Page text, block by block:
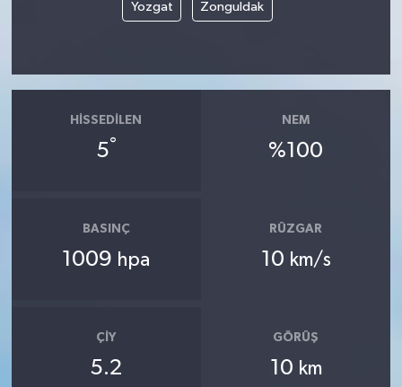
Yozgat Zonguldak
HISSEDILEN
5°
NEM
%100
BASINÇ
1009 hpa
RÜZGAR
10 km/s
ÇIY
5.2
GÖRÜŞ
10 km